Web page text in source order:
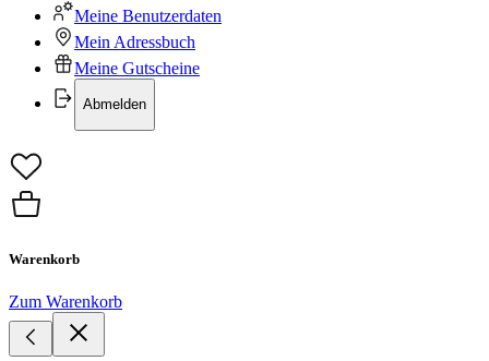
Meine Benutzerdaten
Mein Adressbuch
Meine Gutscheine
Abmelden
Warenkorb
Zum Warenkorb